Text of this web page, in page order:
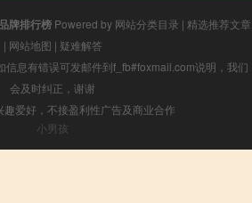
牌排行榜Powered by 网站分类目录 | 精选推荐文章
| 网站地图 | 疑难解答
信息有错误可发邮件到f_fb#foxmail.com说明，我们
会及时纠正，谢谢
趣爱好，不接盈利性广告及商业合作
小男孩